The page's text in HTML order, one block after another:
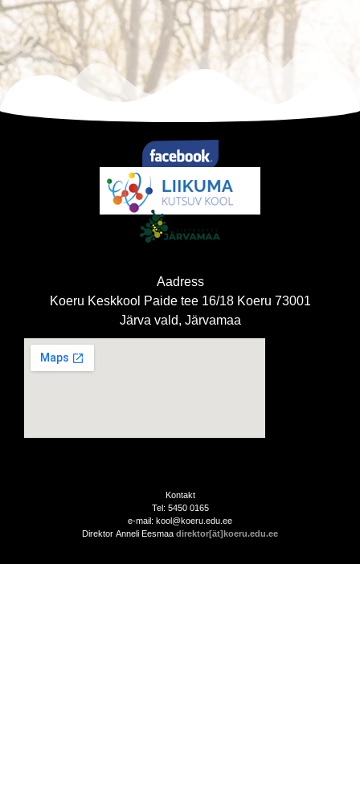
Aadress
Koeru Keskkool Paide tee 16/18 Koeru 73001
Järva vald, Järvamaa
Kontakt
Tel: 5450 0165
e-mail: kool@koeru.edu.ee
Direktor Anneli Eesmaa direktor[ät]koeru.edu.ee